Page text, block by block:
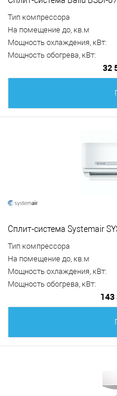
Тип компрессора
На помещение до, кв.м
Мощность охлаждения, кВт:
Мощность обогрева, кВт:
32
Сплит-система Systemair
Тип компрессора
На помещение до, кв.м
Мощность охлаждения, кВт:
Мощность обогрева, кВт:
143